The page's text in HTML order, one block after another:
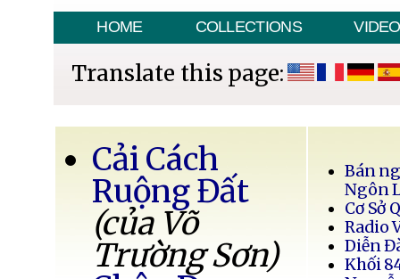
HOME COLLECTIONS VIDEO
Translate this page:
Cải Cách
Ruộng Đất
(của Võ
Trường Sơn)
Bán
Ngôn
Cơ Sở
Radio
Diễn
Khối